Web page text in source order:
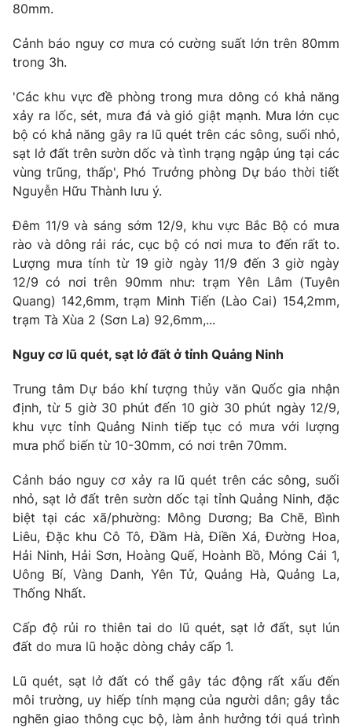
THỜI BÁO VTV
Theo dõi báo trên
Cơ quan chủ quản:Đài Truyền hình Việt Nam
Cơ quan báo chí: Thời báo VTV
Giấy phép hoạt động báo in và báo điện tử số 483/GP-BTTTT
cấp ngày 29/12/2023
Tổng Biên tập: Vũ Thanh Thủy
Phó Tổng Biên tập:Nguyễn Thị Mỹ Hạnh, Phạm Quốc Thắng,
Nguyễn Trọng Ninh
Ðiện thoại Thời báo VTV:024.66 897 897
Email:
toasoan@vtv.vn
Liên hệ quảng cáo:024-7300.7108
® Cấm sao chép dưới mọi hình thức nếu không có sự chấp
thuận bằng văn bản. Ghi rõ nguồn VTV.vn khi phát hành lại
thông tin từ website này.
80mm.
Cảnh báo nguy cơ mưa có cường suất lớn trên 80mm
trong 3h.
'Các khu vực đề phòng trong mưa dông có khả năng
xảy ra lốc, sét, mưa đá và gió giật mạnh. Mưa lớn cục
bộ có khả năng gây ra lũ quét trên các sông, suối nhỏ,
sạt lở đất trên sườn dốc và tình trạng ngập úng tại các
vùng trũng, thấp', Phó Trưởng phòng Dự báo thời tiết
Nguyễn Hữu Thành lưu ý.
Đêm 11/9 và sáng sớm 12/9, khu vực Bắc Bộ có mưa
rào và dông rải rác, cục bộ có nơi mưa to đến rất to.
Lượng mưa tính từ 19 giờ ngày 11/9 đến 3 giờ ngày
12/9 có nơi trên 90mm như: trạm Yên Lâm (Tuyên
Quang) 142,6mm, trạm Minh Tiến (Lào Cai) 154,2mm,
trạm Tà Xùa 2 (Sơn La) 92,6mm,...
Nguy cơ lũ quét, sạt lở đất ở tỉnh Quảng Ninh
Trung tâm Dự báo khí tượng thủy văn Quốc gia nhận
định, từ 5 giờ 30 phút đến 10 giờ 30 phút ngày 12/9,
khu vực tỉnh Quảng Ninh tiếp tục có mưa với lượng
mưa phổ biến từ 10-30mm, có nơi trên 70mm.
Cảnh báo nguy cơ xảy ra lũ quét trên các sông, suối
nhỏ, sạt lở đất trên sườn dốc tại tỉnh Quảng Ninh, đặc
biệt tại các xã/phường: Mông Dương; Ba Chẽ, Bình
Liêu, Đặc khu Cô Tô, Đầm Hà, Điền Xá, Đường Hoa,
Hải Ninh, Hải Sơn, Hoàng Quế, Hoành Bồ, Móng Cái 1,
Uông Bí, Vàng Danh, Yên Tử, Quảng Hà, Quảng La,
Thống Nhất.
Cấp độ rủi ro thiên tai do lũ quét, sạt lở đất, sụt lún
đất do mưa lũ hoặc dòng chảy cấp 1.
Lũ quét, sạt lở đất có thể gây tác động rất xấu đến
môi trường, uy hiếp tính mạng của người dân; gây tắc
nghẽn giao thông cục bộ, làm ảnh hưởng tới quá trình